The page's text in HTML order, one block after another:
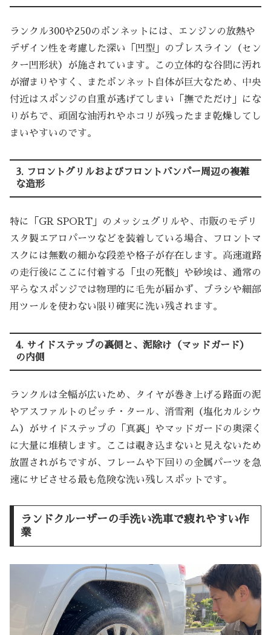
ランクル300や250のボンネットには、エンジンの放熱や
デザイン性を考慮した深い「凹型」のプレスライン（セン
ター凹形状）が施されています。この立体的な谷間に汚れ
が溜まりやすく、またボンネット自体が巨大なため、中央
付近はスポンジの自重が逃げてしまい「撫でただけ」にな
りがちで、頑固な油汚れやホコリが残ったまま乾燥してし
まいやすいのです。
3. フロントグリルおよびフロントバンパー周辺の複雑
な造形
特に「GR SPORT」のメッシュグリルや、市販のモデリ
スタ製エアロパーツなどを装着している場合、フロントマ
スクには無数の細かな段差や格子が存在します。高速道路
の走行後にここに付着する「虫の死骸」や砂埃は、通常の
平らなスポンジでは物理的に毛先が届かず、ブラシや細部
用ツールを使わない限り確実に洗い残されます。
4. サイドステップの裏側と、泥除け（マッドガード）
の内側
ランクルは全幅が広いため、タイヤが巻き上げる路面の泥
やアスファルトのピッチ・タール、消雪剤（塩化カルシウ
ム）がサイドステップの「真裏」やマッドガードの奥深く
に大量に堆積します。ここは覗き込まないと見えないため
放置されがちですが、フレームや下回りの金属パーツを急
速にサビさせる最も危険な洗い残しスポットです。
ランドクルーザーの手洗い洗車で疲れやすい作
業